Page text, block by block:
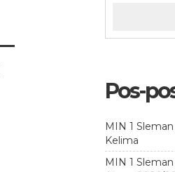
Pos-
MIN 1
Kelima
MIN 1